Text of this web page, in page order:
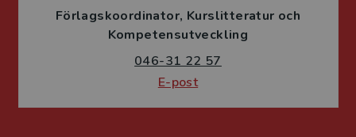
Förlagskoordinator Kurslitteratur och
Kompetensutveckling
046-31 22 57
E-post